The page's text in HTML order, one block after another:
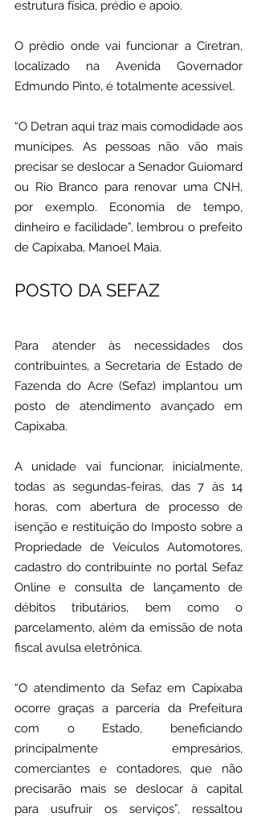
estrutura física, prédio e apoio.
O prédio onde vai funcionar a Ciretran,
localizado na Avenida Governador
Edmundo Pinto, é totalmente acessível.
“O Detran aqui traz mais comodidade aos
munícipes. As pessoas não vão mais
precisar se deslocar a Senador Guiomard
ou Rio Branco para renovar uma CNH,
por exemplo. Economia de tempo,
dinheiro e facilidade”, lembrou o prefeito
de Capixaba, Manoel Maia.
POSTO DA SEFAZ
Para atender às necessidades dos
contribuintes, a Secretaria de Estado de
Fazenda do Acre (Sefaz) implantou um
posto de atendimento avançado em
Capixaba.
A unidade vai funcionar, inicialmente,
todas as segundas-feiras, das 7 às 14
horas, com abertura de processo de
isenção e restituição do Imposto sobre a
Propriedade de Veículos Automotores,
cadastro do contribuinte no portal Sefaz
Online e consulta de lançamento de
débitos tributários, bem como o
parcelamento, além da emissão de nota
fiscal avulsa eletrônica.
“O atendimento da Sefaz em Capixaba
ocorre graças a parceria da Prefeitura
com o Estado, beneficiando
principalmente empresários,
comerciantes e contadores, que não
precisarão mais se deslocar à capital
para usufruir os serviços”, ressaltou